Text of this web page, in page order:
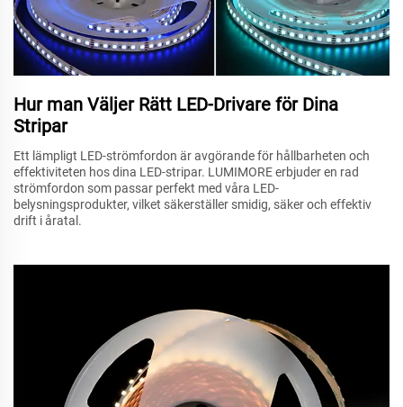
Hur man Väljer Rätt LED-Drivare för Dina
Stripar
Ett lämpligt LED-strömfordon är avgörande för hållbarheten och
effektiviteten hos dina LED-stripar. LUMIMORE erbjuder en rad
strömfordon som passar perfekt med våra LED-
belysningsprodukter, vilket säkerställer smidig, säker och effektiv
drift i åratal.